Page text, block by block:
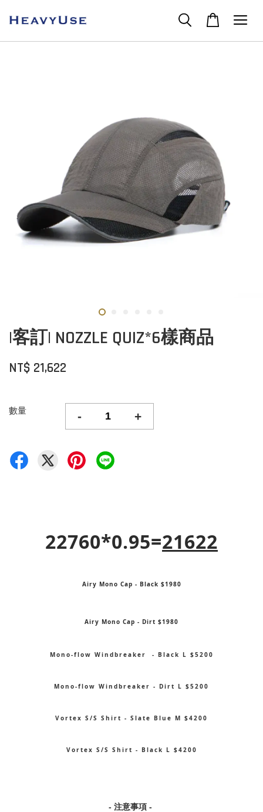
|客訂| NOZZLE QUIZ*6樣商品
NT$ 21,622
數量 - +
22760*0.95=21622
Airy Mono Cap - Black $1980
Airy Mono Cap - Dirt $1980
Mono-flow Windbreaker - Black L $5200
Mono-flow Windbreaker - Dirt L $5200
Vortex S/S Shirt - Slate Blue M $4200
Vortex S/S Shirt - Black L $4200
- 注意事項 -